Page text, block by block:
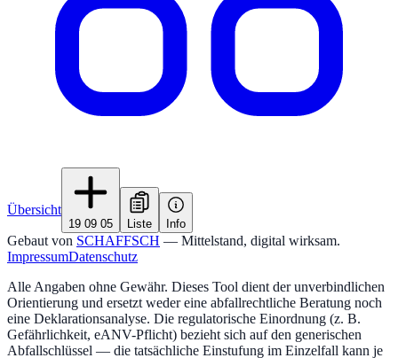
Übersicht
19 09 05 Liste Info
Gebaut von SCHAFFSCH — Mittelstand, digital wirksam.
ImpressumDatenschutz
Alle Angaben ohne Gewähr. Dieses Tool dient der unverbindlichen
Orientierung und ersetzt weder eine abfallrechtliche Beratung noch
eine Deklarationsanalyse. Die regulatorische Einordnung (z. B.
Gefährlichkeit, eANV-Pflicht) bezieht sich auf den generischen
Abfallschlüssel — die tatsächliche Einstufung im Einzelfall kann je